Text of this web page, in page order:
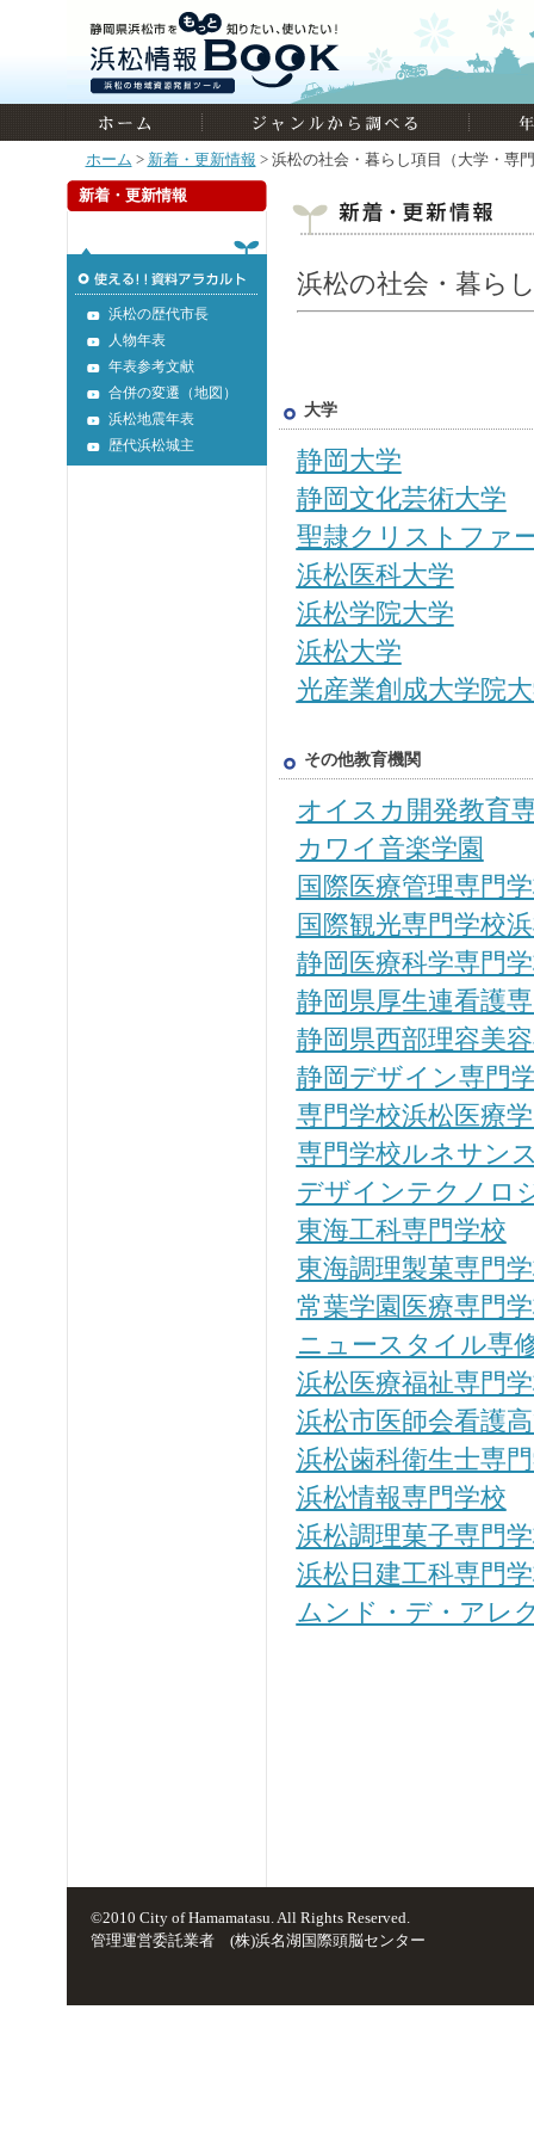
ホーム > 新着・更新情報 > 浜松の社会・暮らし項目（大学・専
新着・更新情報
浜松の歴代市長
人物年表
年表参考文献
合併の変遷（地図）
浜松地震年表
歴代浜松城主
浜松の社会・暮ら
大学
静岡大学
静岡文化芸術大学
聖隷クリストファ
浜松医科大学
浜松学院大学
浜松大学
光産業創成大学院
その他教育機関
オイスカ開発教育
カワイ音楽学園
国際医療管理専門
国際観光専門学校
静岡医療科学専門
静岡県厚生連看護
静岡県西部理容美
静岡デザイン専門
専門学校浜松医療
専門学校ルネサン
デザインテクノロ
東海工科専門学校
東海調理製菓専門
常葉学園医療専門
ニュースタイル専
浜松医療福祉専門
浜松市医師会看護
浜松歯科衛生士専
浜松情報専門学校
浜松調理菓子専門
浜松日建工科専門
ムンド・デ・アレ
©2010 City of Hamamatasu. All Rights Reserved.
管理運営委託業者 (株)浜名湖国際頭脳センター